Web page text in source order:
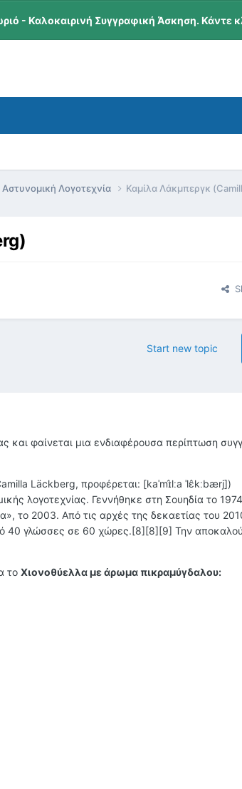
- Καλοκαιρινή Συγγραφική Άσκηση. Κάντε
Αστυνομική Λογοτεχνία Καμίλα Λάκμπεργκ
Start new topic
και φαίνεται μια ενδιαφέρουσα περίπτωση
Läckberg‎‎, προφέρεται: [kaˈmɪ̂lːa ˈlɛ̂kːbærj])
λογοτεχνίας. Γεννήθηκε στη Σουηδία το
το 2003. Από τις αρχές της δεκαετίας του
40 γλώσσες σε 60 χώρες.[8][8][9] Την
το Χιονοθύελλα με άρωμα πικραμύγδαλου: